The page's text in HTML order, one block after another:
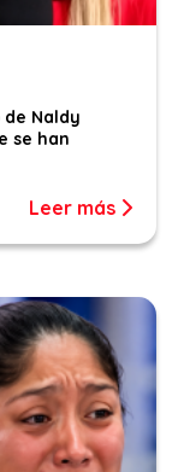
Naldy
se han
Leer más